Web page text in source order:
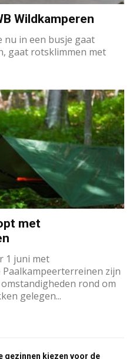
Wildkamperen
nu in een busje gaat
gaat rotsklimmen met
met
1 juni met
zijn
rond om
gelegen...
gezinnen kiezen voor de